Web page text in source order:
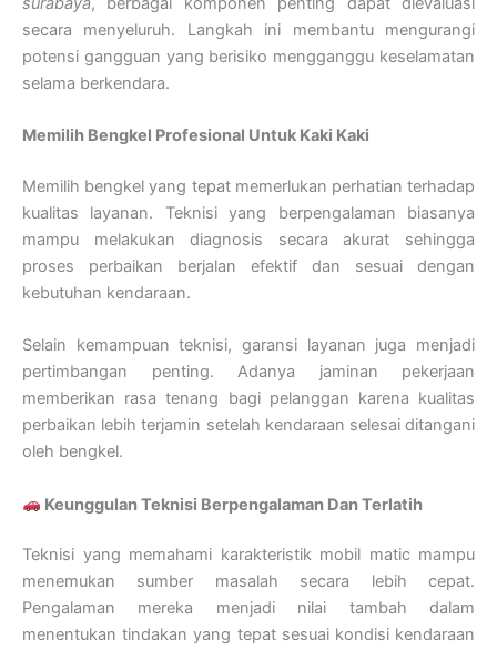
secara menyeluruh. Langkah ini membantu mengurangi
potensi gangguan yang berisiko mengganggu keselamatan
selama berkendara.
Memilih Bengkel Profesional Untuk Kaki Kaki
Memilih bengkel yang tepat memerlukan perhatian terhadap
kualitas layanan. Teknisi yang berpengalaman biasanya
mampu melakukan diagnosis secara akurat sehingga
proses perbaikan berjalan efektif dan sesuai dengan
kebutuhan kendaraan.
Selain kemampuan teknisi, garansi layanan juga menjadi
pertimbangan penting. Adanya jaminan pekerjaan
memberikan rasa tenang bagi pelanggan karena kualitas
perbaikan lebih terjamin setelah kendaraan selesai ditangani
oleh bengkel.
Keunggulan Teknisi Berpengalaman Dan Terlatih
Teknisi yang memahami karakteristik mobil matic mampu
menemukan sumber masalah secara lebih cepat.
Pengalaman mereka menjadi nilai tambah dalam
menentukan tindakan yang tepat sesuai kondisi kendaraan